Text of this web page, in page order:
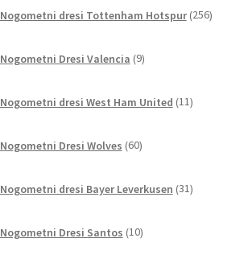
Nogometni dresi Tottenham Hotspur 256
Nogometni Dresi Valencia 9izdelkov
Nogometni dresi West Ham United 11izdelkov
Nogometni Dresi Wolves 60izdelkov
Nogometni dresi Bayer Leverkusen 31izdelkov
Nogometni Dresi Santos 10izdelkov